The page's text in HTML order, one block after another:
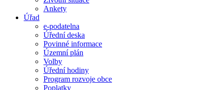
Ankety
Úřad
e-podatelna
Úřední deska
Povinné informace
Územní plán
Volby
Úřední hodiny
Program rozvoje obce
Poplatky